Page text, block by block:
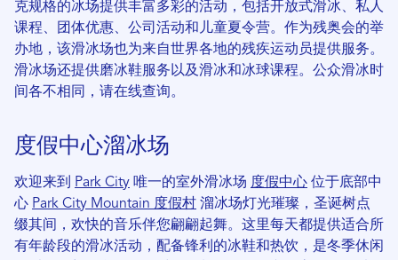
克规格的冰场提供丰富多彩的活动，包括开放式滑冰、私人
课程、团体优惠、公司活动和儿童夏令营。作为残奥会的举
办地，该滑冰场也为来自世界各地的残疾运动员提供服务。
滑冰场还提供磨冰鞋服务以及滑冰和冰球课程。公众滑冰时
间各不相同，请在线查询。
度假中心溜冰场
欢迎来到 Park City 唯一的室外滑冰场 度假中心 位于底部中
心 Park City Mountain 度假村 溜冰场灯光璀璨，圣诞树点
缀其间，欢快的音乐伴您翩翩起舞。这里每天都提供适合所
有年龄段的滑冰活动，配备锋利的冰鞋和热饮，是冬季休闲